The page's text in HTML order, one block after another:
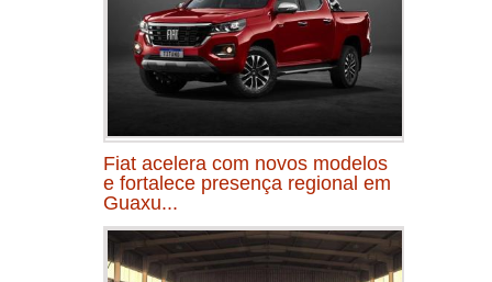
Fiat acelera com novos modelos
e fortalece presença regional em
Guaxu...